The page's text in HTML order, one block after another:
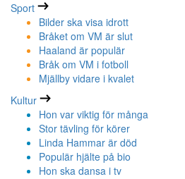
Sport
Bilder ska visa idrott
Bråket om VM är slut
Haaland är populär
Bråk om VM i fotboll
Mjällby vidare i kvalet
Kultur
Hon var viktig för många
Stor tävling för körer
Linda Hammar är död
Populär hjälte på bio
Hon ska dansa i tv